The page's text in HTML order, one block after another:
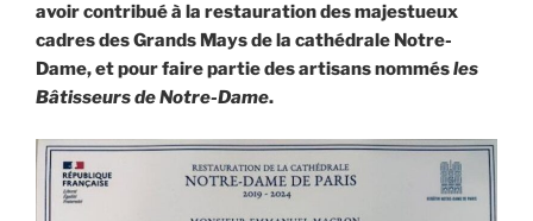
avoir contribué à la restauration des majestueux
cadres des Grands Mays de la cathédrale Notre-
Dame, et pour faire partie des artisans nommésles
Bâtisseurs de Notre-Dame.